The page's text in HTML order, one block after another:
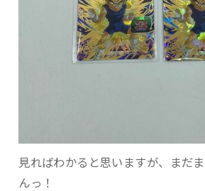
見ればわかると思いますが、まだ
んっ！